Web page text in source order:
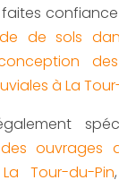
de sols
conception
à La
ouvrages
Tour-du-Pin